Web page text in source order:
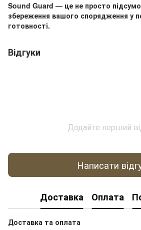
Sound Guard — це не просто
збереження вашого спорядження у
готовності.
Відгуки
Додайте перший
Написати
Доставка Оплата
Доставка та оплата